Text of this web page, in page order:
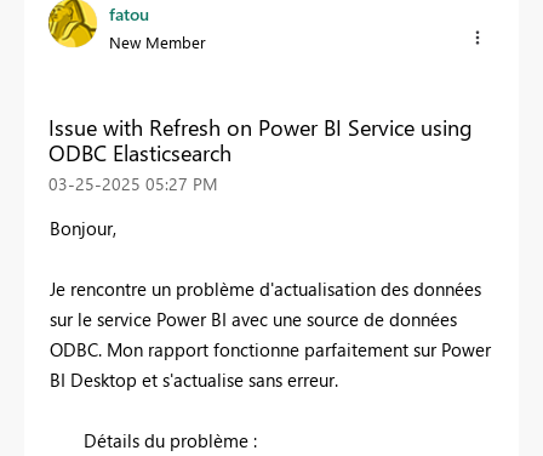
fatou
New Member
Issue with Refresh on Power BI Service using
ODBC Elasticsearch
‎03-25-2025 05:27 PM
Bonjour,
Je rencontre un problème d'actualisation des données
sur le service Power BI avec une source de données
ODBC. Mon rapport fonctionne parfaitement sur Power
BI Desktop et s'actualise sans erreur.
Détails du problème :